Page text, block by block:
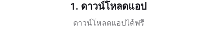
1. ดาวน์โหลดแอป
ดาวน์โหลดแอปได้ฟรี